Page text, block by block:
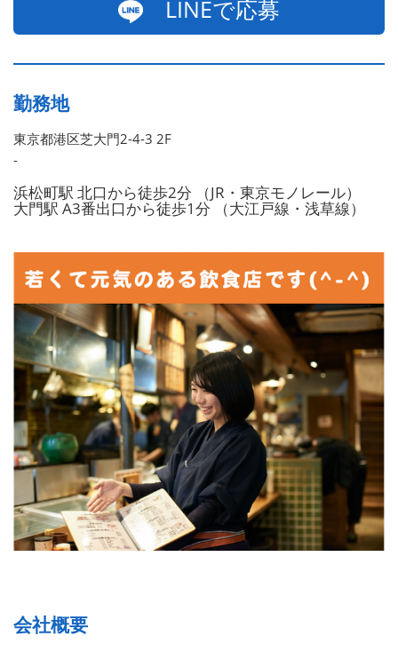
LINEで応募
勤務地
東京都港区芝大門2-4-3 2F
-
浜松町駅 北口から徒歩2分 （JR・東京モノレール）
大門駅 A3番出口から徒歩1分 （大江戸線・浅草線）
会社概要